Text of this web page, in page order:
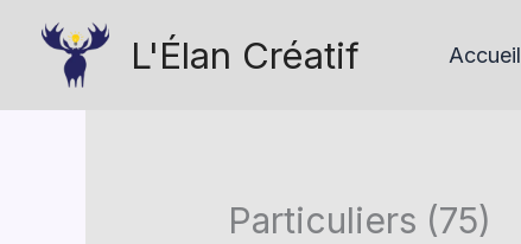
contenu
L'Élan Créatif Accueil
Particuliers (75)